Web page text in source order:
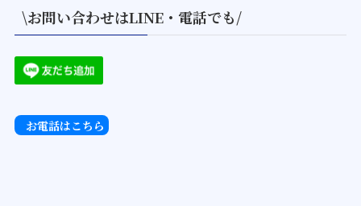
\お問い合わせはLINE・電話でも/
お電話はこちら